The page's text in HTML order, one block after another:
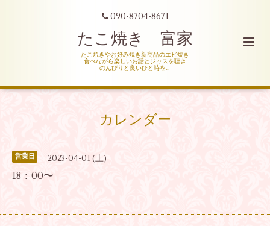
090-8704-8671
たこ焼き 富家
たこ焼きやお好み焼き新商品のエビ焼き
食べながら楽しいお話とジャスを聴き
のんびりと良いひと時を…
カレンダー
営業日 2023-04-01 (土)
18：00〜